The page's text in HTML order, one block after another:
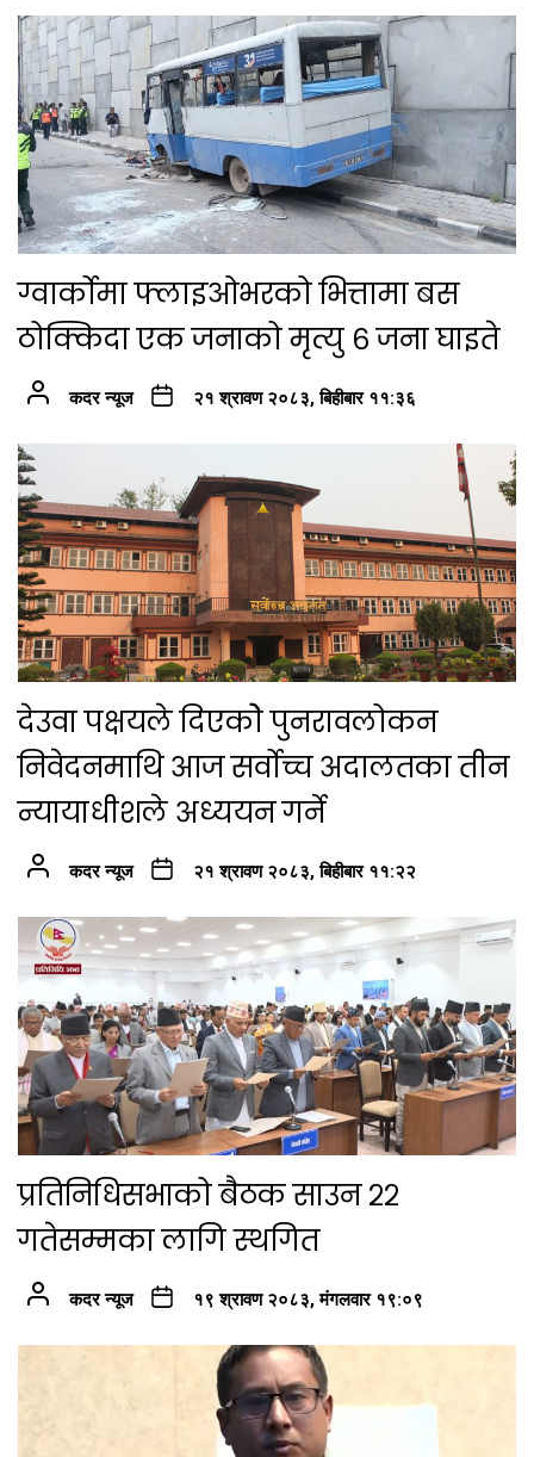
ग्वार्कोमा फ्लाइओभरको भित्तामा बस
ठोक्किदा एक जनाको मृत्यु ६ जना घाइते
कदर न्यूज २१ श्रावण २०८३, बिहीबार ११:३६
देउवा पक्षयले दिएकोे पुनरावलोकन
निवेदनमाथि आज सर्वोच्च अदालतका तीन
न्यायाधीशले अध्ययन गर्ने
कदर न्यूज २१ श्रावण २०८३, बिहीबार ११:२२
प्रतिनिधिसभाको बैठक साउन २२
गतेसम्मका लागि स्थगित
कदर न्यूज १९ श्रावण २०८३, मंगलवार १९:०९